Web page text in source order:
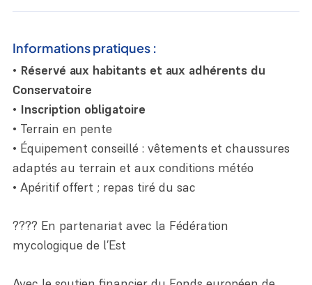
Informations pratiques :
• Réservé aux habitants et aux adhérents du
Conservatoire
• Inscription obligatoire
• Terrain en pente
• Équipement conseillé : vêtements et chaussures
adaptés au terrain et aux conditions météo
• Apéritif offert ; repas tiré du sac
???? En partenariat avec la Fédération
mycologique de l’Est